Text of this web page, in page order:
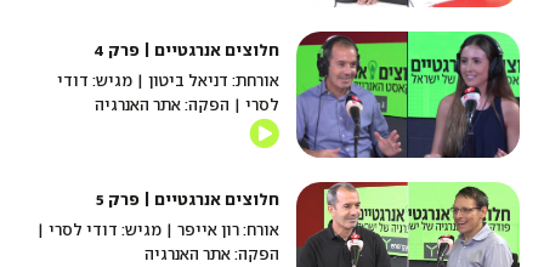
חלוצים אנרגטיים | פרק 4
אורחת: דניאל ביטון | מגיש: דודי
לסרי | הפקה: אתר האנרגיה
חלוצים אנרגטיים | פרק 5
אורח: רון אייפר | מגיש: דודי לסרי |
הפקה: אתר האנרגיה